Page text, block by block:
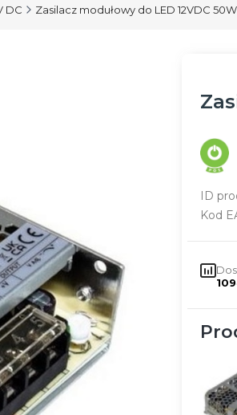
DC Zasilacz modułowy do LED 12VDC
ID
Kod